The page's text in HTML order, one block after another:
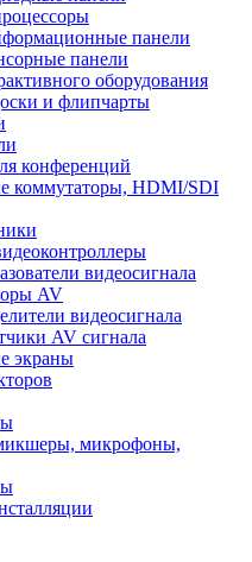
панели
панели
оборудования
и флипчарты
конференций
коммутаторы, HDMI/SDI
видеосигнала
AV
видеосигнала
AV сигнала
экраны
микрофоны,